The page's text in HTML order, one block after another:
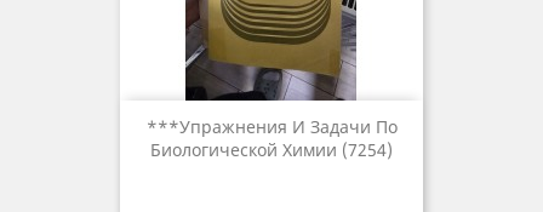
***упражнения И Задачи По
Биологической Химии (7254)